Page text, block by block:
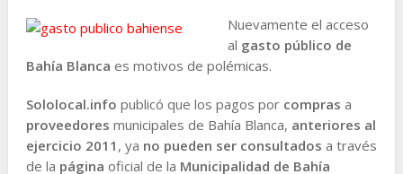
Nuevamente el acceso
al gasto público de
Bahía Blanca es motivos de polémicas.
Sololocal.info publicó que los pagos por compras a
proveedores municipales de Bahía Blanca, anteriores al
ejercicio 2011 , ya no pueden ser consultados a través
de la página oficial de la Municipalidad de Bahía